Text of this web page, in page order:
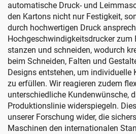
automatische Druck- und
den Kartons nicht nur Festigkeit,
durch hochwertigen Druck
Hochgeschwindigkeitsdrucker zum
stanzen und schneiden, wodurch
beim Schneiden, Falten und
Designs entstehen, um individuelle
zu erfüllen. Wir reagieren zudem
unterschiedliche Kundenwünsche,
Produktionslinie widerspiegeln.
unserer Forschung wider, die
Maschinen den internationalen